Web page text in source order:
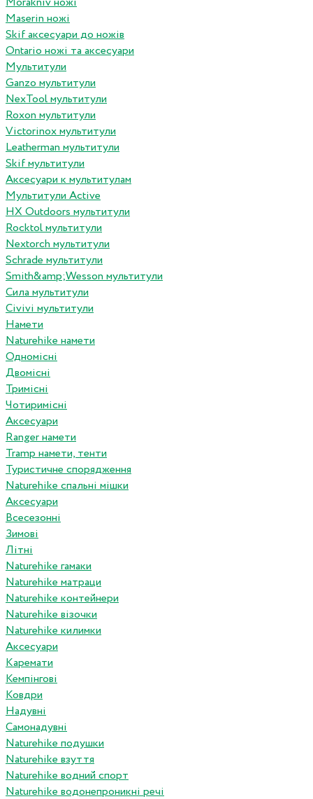
Maserin ножі
Skif аксесуари до ножів
Ontario ножі та аксесуари
Мультитули
Ganzo мультитули
NexTool мультитули
Roxon мультитули
Victorinox мультитули
Leatherman мультитули
Skif мультитули
Аксесуари к мультитулам
Мультитули Active
HX Outdoors мультитули
Rocktol мультитули
Nextorch мультитули
Schrade мультитули
Smith&amp;Wesson мультитули
Сила мультитули
Civivi мультитули
Намети
Naturehike намети
Одномісні
Двомісні
Тримісні
Чотиримісні
Аксесуари
Ranger намети
Tramp намети, тенти
Туристичне спорядження
Naturehike спальні мішки
Аксесуари
Всесезонні
Зимові
Літні
Naturehike гамаки
Naturehike матраци
Naturehike контейнери
Naturehike візочки
Naturehike килимки
Аксесуари
Каремати
Кемпінгові
Ковдри
Надувні
Самонадувні
Naturehike подушки
Naturehike взуття
Naturehike водний спорт
Naturehike водонепроникні речі